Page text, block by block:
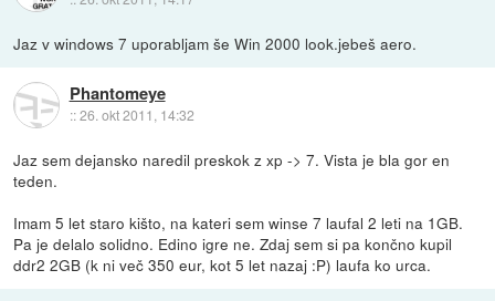
Jaz v windows 7 uporabljam še Win 2000 look.jebeš aero.
Phantomeye
::26. okt 2011, 14:32
Jaz sem dejansko naredil preskok z xp -> 7. Vista je bla gor en
teden.
Imam 5 let staro kišto, na kateri sem winse 7 laufal 2 leti na 1GB.
Pa je delalo solidno. Edino igre ne. Zdaj sem si pa končno kupil
ddr2 2GB (k ni več 350 eur, kot 5 let nazaj :P) laufa ko urca.